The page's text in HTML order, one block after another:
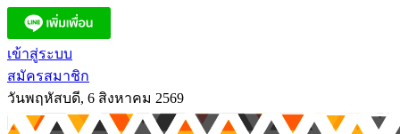
เข้าสู่ระบบ
สมัครสมาชิก
วันพฤหัสบดี, 6 สิงหาคม 2569